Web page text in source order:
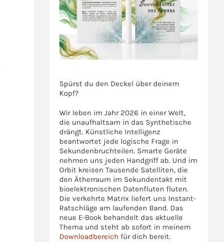
Spürst du den Deckel über deinem
Kopf?
Wir leben im Jahr 2026 in einer Welt,
die unaufhaltsam in das Synthetische
drängt. Künstliche Intelligenz
beantwortet jede logische Frage in
Sekundenbruchteilen. Smarte Geräte
nehmen uns jeden Handgriff ab. Und im
Orbit kreisen Tausende Satelliten, die
den Ätherraum im Sekundentakt mit
bioelektronischen Datenfluten fluten.
Die verkehrte Matrix liefert uns Instant-
Ratschläge am laufenden Band. Das
neue E-Book behandelt das aktuelle
Thema und steht ab sofort in meinem
Downloadbereich für dich bereit.